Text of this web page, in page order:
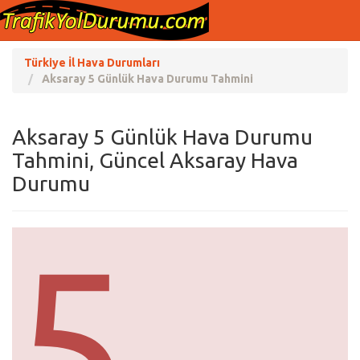
Türkiye İl Hava Durumları
Aksaray 5 Günlük Hava Durumu Tahmini
Aksaray 5 Günlük Hava Durumu
Tahmini, Güncel Aksaray Hava
Durumu